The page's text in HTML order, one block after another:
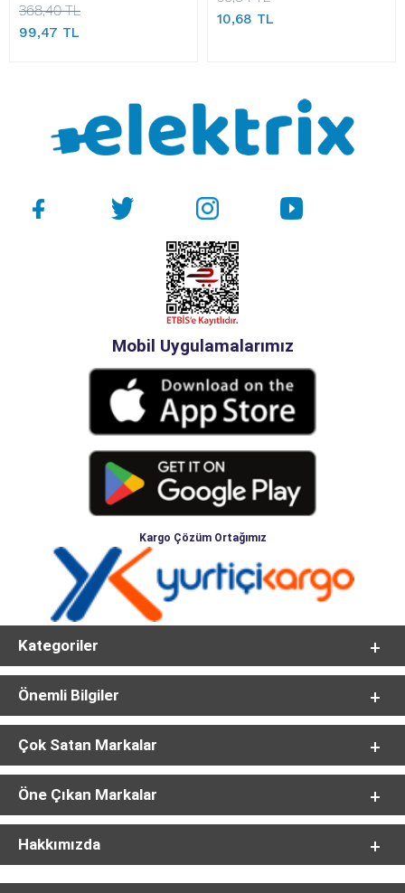
368,40 TL
99,47 TL
10,68 TL
Mobil Uygulamalarımız
Kargo Çözüm Ortağımız
Kategoriler
Önemli Bilgiler
Çok Satan Markalar
Öne Çıkan Markalar
Hakkımızda